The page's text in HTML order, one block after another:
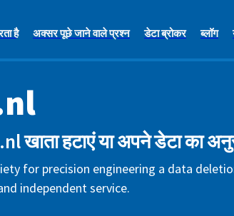
है अक्सर पूछे जाने वाले प्रश्न डेटा ब्रोकर ब्लॉग
खाता हटाएं या अपने डेटा का
for precision engineering a data
independent service.